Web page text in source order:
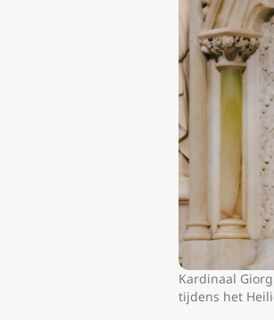
Kardinaal
tijdens het